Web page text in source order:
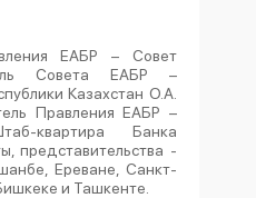
ЕАБР – Совет
Совета ЕАБР –
Казахстан О.А.
Правления ЕАБР –
квартира Банка
представительства -
Ереване, Санкт-
и Ташкенте.